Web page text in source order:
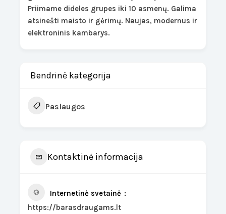
Priimame dideles grupes iki 10 asmenų. Galima
atsinešti maisto ir gėrimų. Naujas, modernus ir
elektroninis kambarys.
Bendrinė kategorija
Paslaugos
Kontaktinė informacija
Internetinė svetainė
https://barasdraugams.lt